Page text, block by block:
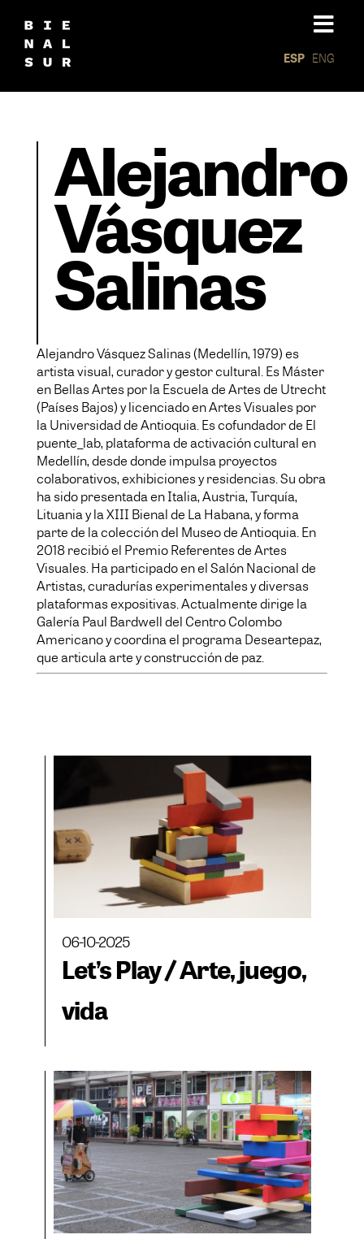
ESP ENG
Alejandro
Vásquez
Salinas
Alejandro Vásquez Salinas (Medellín, 1979) es
artista visual, curador y gestor cultural. Es Máster
en Bellas Artes por la Escuela de Artes de Utrecht
(Países Bajos) y licenciado en Artes Visuales por
la Universidad de Antioquia. Es cofundador de El
puente_lab, plataforma de activación cultural en
Medellín, desde donde impulsa proyectos
colaborativos, exhibiciones y residencias. Su obra
ha sido presentada en Italia, Austria, Turquía,
Lituania y la XIII Bienal de La Habana, y forma
parte de la colección del Museo de Antioquia. En
2018 recibió el Premio Referentes de Artes
Visuales. Ha participado en el Salón Nacional de
Artistas, curadurías experimentales y diversas
plataformas expositivas. Actualmente dirige la
Galería Paul Bardwell del Centro Colombo
Americano y coordina el programa Deseartepaz,
que articula arte y construcción de paz.
06-10-2025
Let’s Play / Arte, juego,
vida